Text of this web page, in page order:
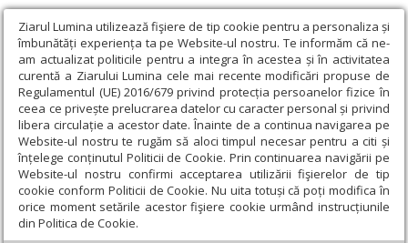
Ziarul Lumina utilizează fişiere de tip cookie pentru a personaliza și
îmbunătăți experiența ta pe Website-ul nostru. Te informăm că ne-
am actualizat politicile pentru a integra în acestea și în activitatea
curentă a Ziarului Lumina cele mai recente modificări propuse de
Regulamentul (UE) 2016/679 privind protecția persoanelor fizice în
ceea ce privește prelucrarea datelor cu caracter personal și privind
libera circulație a acestor date. Înainte de a continua navigarea pe
Website-ul nostru te rugăm să aloci timpul necesar pentru a citi și
înțelege conținutul Politicii de Cookie. Prin continuarea navigării pe
Website-ul nostru confirmi acceptarea utilizării fişierelor de tip
cookie conform Politicii de Cookie. Nu uita totuși că poți modifica în
orice moment setările acestor fişiere cookie urmând instrucțiunile
din Politica de Cookie.
Ziarul Lumina › Educaţie și Cultură › Interviu › Profesorul,
gestionarul noilor tehnologii în educație
Profesorul, gestionarul noilor tehnologii în
educație